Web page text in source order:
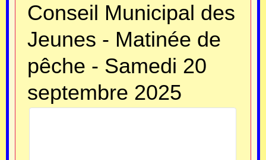
Conseil Municipal des
Jeunes - Matinée de
pêche - Samedi 20
septembre 2025